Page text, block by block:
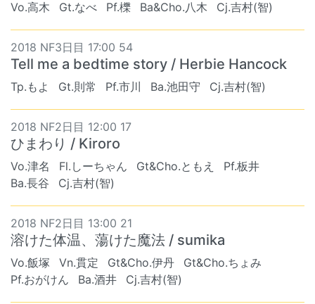
Vo.高木 Gt.なべ Pf.櫟 Ba&Cho.八木 Cj.吉村(智)
2018 NF3日目 17:00 54
Tell me a bedtime story / Herbie Hancock
Tp.もよ Gt.則常 Pf.市川 Ba.池田守 Cj.吉村(智)
2018 NF2日目 12:00 17
ひまわり / Kiroro
Vo.津名 Fl.しーちゃん Gt&Cho.ともえ
Pf.板井
Ba.長谷
Cj.吉村(智)
2018 NF2日目 13:00 21
溶けた体温、蕩けた魔法 / sumika
Vo.飯塚 Vn.貫定 Gt&Cho.伊丹
Gt&Cho.ちょみ
Pf.おがけん
Ba.酒井 Cj.吉村(智)